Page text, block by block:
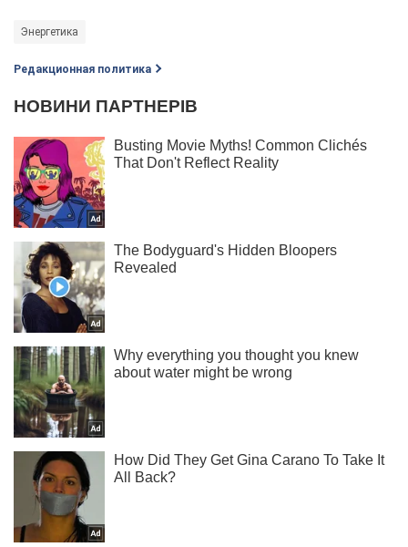
Энергетика
Редакционная политика